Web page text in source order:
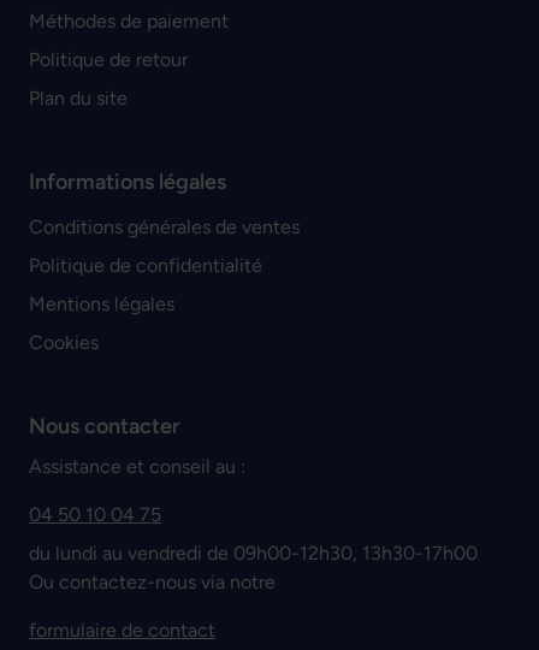
Méthodes de paiement
Politique de retour
Plan du site
Informations légales
Conditions générales de ventes
Politique de confidentialité
Mentions légales
Cookies
Nous contacter
Assistance et conseil au :
04 50 10 04 75
du lundi au vendredi de 09h00-12h30, 13h30-17h00
Ou contactez-nous via notre
formulaire de contact